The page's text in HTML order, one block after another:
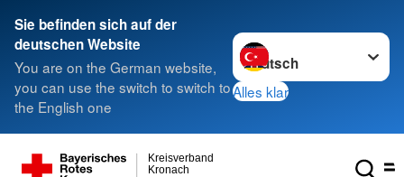
Sie befinden sich auf der
deutschen Website
You are on the German website,
you can use the switch to switch to
the English one
Sprache wechseln zu
Alles klar
Kronach
Kreisverband